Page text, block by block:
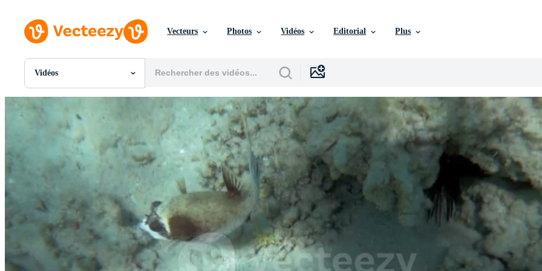
Vecteurs Photos Vidéos Editorial Plus
Vidéos
Toutes Images
PSDs
Modèles
Vecteurs
Motion graphics
Images Éditoriales
Événements Éditoriaux